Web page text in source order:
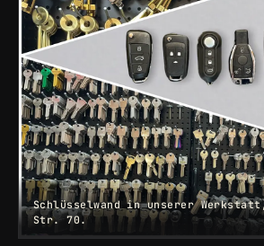
Schlüsselwand in unserer
Str. 70.